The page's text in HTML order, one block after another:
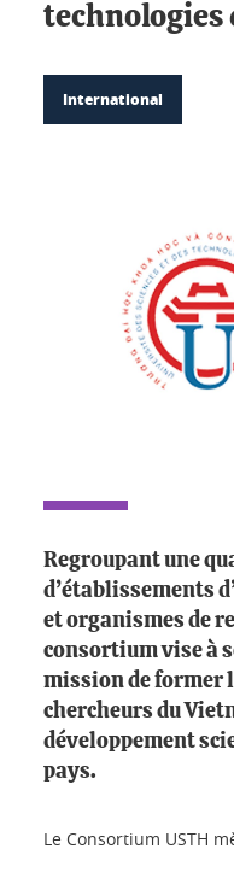
technologies
International
Regroupant une
d’établissements
et organismes de
consortium vise à
mission de former
chercheurs du
développement
pays.
Le Consortium USTH